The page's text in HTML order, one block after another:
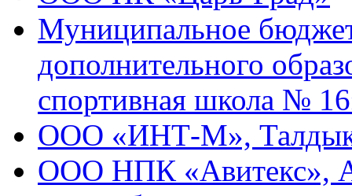
Муниципальное
дополнительного
спортивная школа №
ООО «ИНТ-М»,
ООО НПК «Авитекс»,